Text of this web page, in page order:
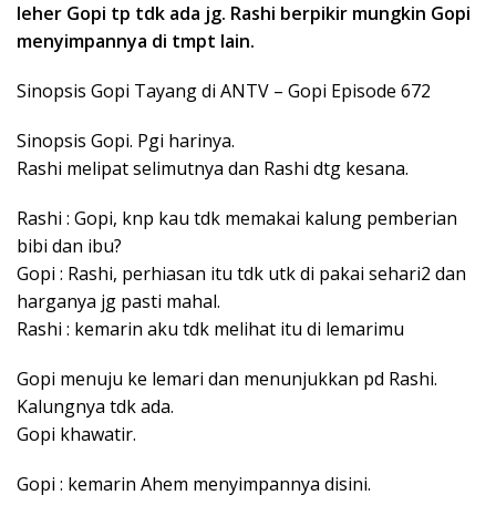
leher Gopi tp tdk ada jg. Rashi berpikir mungkin Gopi
menyimpannya di tmpt lain.
Sinopsis Gopi Tayang di ANTV – Gopi Episode 672
Sinopsis Gopi. Pgi harinya.
Rashi melipat selimutnya dan Rashi dtg kesana.
Rashi : Gopi, knp kau tdk memakai kalung pemberian
bibi dan ibu?
Gopi : Rashi, perhiasan itu tdk utk di pakai sehari2 dan
harganya jg pasti mahal.
Rashi : kemarin aku tdk melihat itu di lemarimu
Gopi menuju ke lemari dan menunjukkan pd Rashi.
Kalungnya tdk ada.
Gopi khawatir.
Gopi : kemarin Ahem menyimpannya disini.